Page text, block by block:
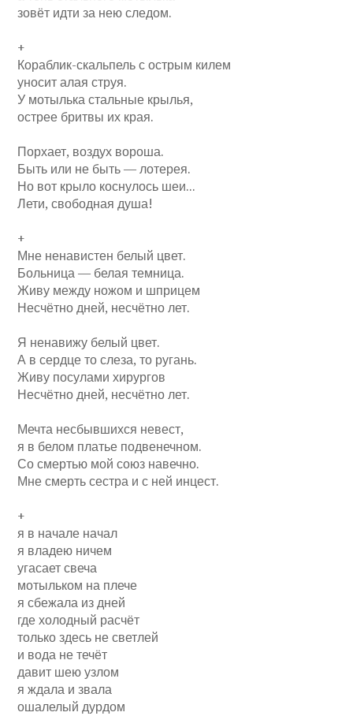
зовёт идти за нею следом.
+
Кораблик-скальпель с острым килем
уносит алая струя.
У мотылька стальные крылья,
острее бритвы их края.
Порхает, воздух вороша.
Быть или не быть — лотерея.
Но вот крыло коснулось шеи...
Лети, свободная душа!
+
Мне ненавистен белый цвет.
Больница — белая темница.
Живу между ножом и шприцем
Несчётно дней, несчётно лет.
Я ненавижу белый цвет.
А в сердце то слеза, то ругань.
Живу посулами хирургов
Несчётно дней, несчётно лет.
Мечта несбывшихся невест,
я в белом платье подвенечном.
Со смертью мой союз навечно.
Мне смерть сестра и с ней инцест.
+
я в начале начал
я владею ничем
угасает свеча
мотыльком на плече
я сбежала из дней
где холодный расчёт
только здесь не светлей
и вода не течёт
давит шею узлом
я ждала и звала
ошалелый дурдом